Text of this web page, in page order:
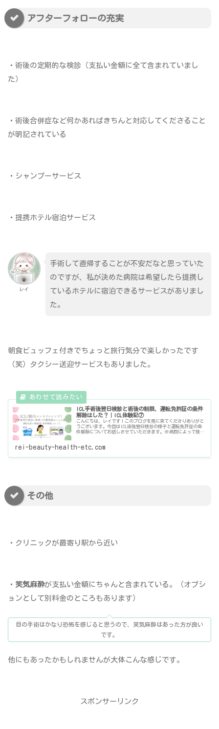
アフターフォローの充実
・術後の定期的な検診（支払い金額に全て含まれていまし
た）
・術後合併症など何かあればきちんと対応してくださること
が明記されている
・シャンプーサービス
・提携ホテル宿泊サービス
レイ
手術して直帰することが不安だなと思っていた
のですが、私が決めた病院は希望したら提携し
ているホテルに宿泊できるサービスがありまし
た。
朝食ビュッフェ付きでちょっと旅行気分で楽しかったです
（笑）タクシー送迎サービスもありました。
ICL手術後翌日検診と術後の制限、運転免許証の条件
解除はした？｜ICL体験記⑦
こんにちは、レイです！このブログを見に来てくださりありがと
うございます。今回はICL術後翌日検診の様子と運転免許証の条
件解除についてお話しさせていただきます。※病院によって検診
rei-beauty-health-etc.com
その他
・クリニックが最寄り駅から近い
・ 笑気麻酔が支払い金額にちゃんと含まれている。（オプシ
ョンとして別料金のところもあります）
目の手術はかなり恐怖を感じると思うので、笑気麻酔はあった方が良い
です。
他にもあったかもしれませんが大体こんな感じです。
スポンサーリンク